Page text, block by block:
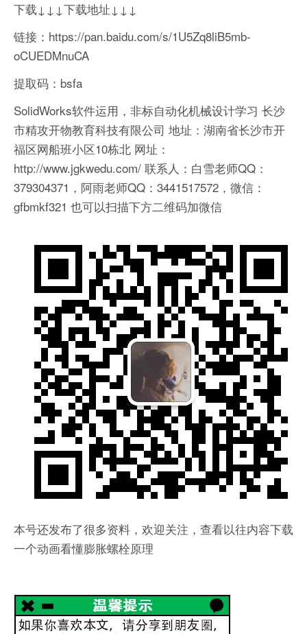
下载↓↓↓下载地址↓↓↓
链接：https://pan.baidu.com/s/1U5Zq8liB5mb-
oCUEDMnuCA
提取码：bsfa
SolidWorks软件运用，非标自动化机械设计学习 长沙
市精攻开物教育科技有限公司 地址：湖南省长沙市开
福区网船班小区10栋北 网址：
http://www.jgkwedu.com/ 联系人：白雪老师QQ：
379304371，阿雨老师QQ：3441517572，微信：
gfbmkf321 也可以扫描下方二维码加微信
本号还发布了很多资料，欢迎关注，查看以往内容下载
一个动画看懂膨胀螺栓原理